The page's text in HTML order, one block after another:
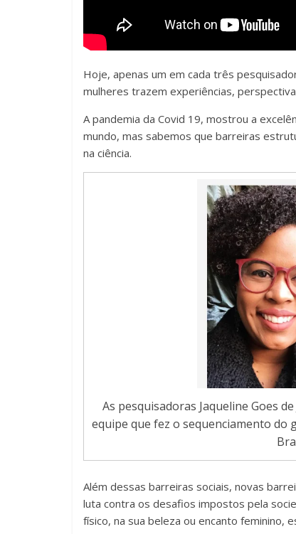
Hoje, apenas um em cada três
mulheres trazem experiências,
A pandemia da Covid 19, mostrou a
mundo, mas sabemos que barreiras
na ciência.
As pesquisadoras Jaqueline Goes
equipe que fez o sequenciamento do
Além dessas barreiras sociais, novas
luta contra os desafios impostos pela
físico, na sua beleza ou encanto feminino,